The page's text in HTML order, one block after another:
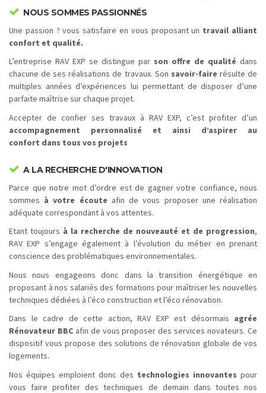
NOUS SOMMES PASSIONNÉS
Une passion ? vous satisfaire en vous proposant un travail alliant
confort et qualité.
L’entreprise RAV EXP se distingue par son offre de qualité dans
chacune de ses réalisations de travaux. Son savoir-faire résulte de
multiples années d’expériences lui permettant de disposer d’une
parfaite maîtrise sur chaque projet.
Accepter de confier ses travaux à RAV EXP, c’est profiter d’un
accompagnement personnalisé et ainsi d’aspirer au
confort dans tous vos projets
A LA RECHERCHE D'INNOVATION
Parce que notre mot d’ordre est de gagner votre confiance, nous
sommes à votre écoute afin de vous proposer une réalisation
adéquate correspondant à vos attentes.
Etant toujours à la recherche de nouveauté et de progression,
RAV EXP s’engage également à l’évolution du métier en prenant
conscience des problématiques environnementales.
Nous nous engageons donc dans la transition énergétique en
proposant à nos salariés des formations pour maîtriser les nouvelles
techniques dédiées à l’éco construction et l’éco rénovation.
Dans le cadre de cette action, RAV EXP est désormais agrée
Rénovateur BBCafin de vous proposer des services novateurs. Ce
dispositif vous propose des solutions de rénovation globale de vos
logements.
Nos équipes emploient donc des technologies innovantes pour
vous faire profiter des techniques de demain dans toutes nos